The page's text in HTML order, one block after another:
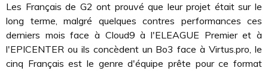
Les Français de G2 ont prouvé que leur projet était sur le
long terme, malgré quelques contres performances ces
derniers mois face à Cloud9 à l'ELEAGUE Premier et à
l'EPICENTER ou ils concèdent un Bo3 face à Virtus.pro, le
cinq Français est le genre d'équipe prête pour ce format